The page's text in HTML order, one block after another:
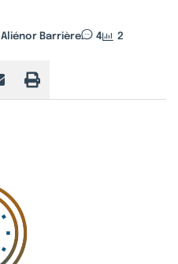
Aliénor Barrière 4
2